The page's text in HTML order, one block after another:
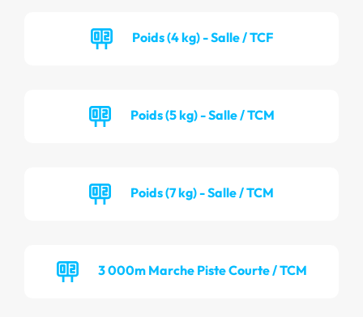
Poids (4 kg) - Salle / TCF
Poids (5 kg) - Salle / TCM
Poids (7 kg) - Salle / TCM
3 000m Marche Piste Courte / TCM